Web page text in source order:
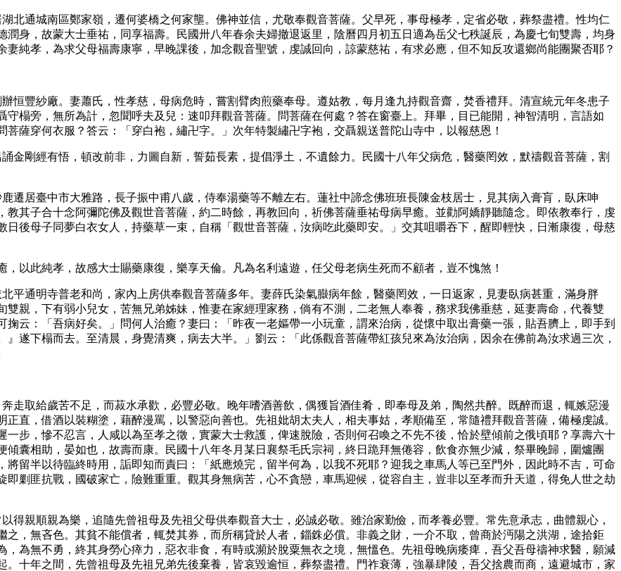
北通城南區鄭家嶺，遷何婆橋之何家壟。佛神並信，尤敬奉觀音菩薩。父早死，事母極孝，定省必敬，葬祭盡禮。性均仁
身，故蒙大士垂祐，同享福壽。民國卅八年春余夫婦撤退返里，陰曆四月初五日適為岳父七秩誕辰，為慶七旬雙壽，均身
純孝，為求父母福壽康寧，早晚課後，加念觀音聖號，虔誠回向，諒蒙慈祐，有求必應，但不知反攻還鄉尚能團聚否耶？
恒豐紗廠。妻蕭氏，性孝慈，母病危時，嘗割臂肉煎藥奉母。遵姑教，每月逢九持觀音齋，焚香禮拜。清宣統元年冬患子
榻旁，無所為計，忽聞呼夫及兒：速叩拜觀音菩薩。問菩薩在何處？答在窗臺上。拜畢，目已能開，神智清明，言語如
薩穿何衣服？答云：「穿白袍，繡卍字。」次年特製繡卍字袍，交聶親送普陀山寺中，以報慈恩！
金剛經有悟，頓改前非，力圖自新，誓茹長素，提倡淨土，不遺餘力。民國十八年父病危，醫藥罔效，默禱觀音菩薩，割
遷居臺中市大雅路，長子振中甫八歲，侍奉湯藥等不離左右。蓮社中諦念佛班班長陳金枝居士，見其病入膏肓，臥床呻
其子合十念阿彌陀佛及觀世音菩薩，約二時餘，再教回向，祈佛菩薩垂祐母病早癒。並勸阿嬌靜聽隨念。即依教奉行，虔
後母子同夢白衣女人，持藥草一束，自稱「觀世音菩薩，汝病吃此藥即安。」交其咀嚼吞下，醒即輕快，日漸康復，母慈
以此純孝，故感大士賜藥康復，樂享天倫。凡為名利遠遊，任父母老病生死而不顧者，豈不愧煞！
平通明寺普老和尚，家內上房供奉觀音菩薩多年。妻薛氏染氣臌病年餘，醫藥罔效，一日返家，見妻臥病甚重，滿身胖
親，下有弱小兒女，苦無兄弟姊妹，惟妻在家經理家務，倘有不測，二老無人奉養，務求我佛垂慈，延妻壽命，代養雙
云：「吾病好矣。」問何人治癒？妻曰：「昨夜一老嫗帶一小玩童，謂來治病，從懷中取出膏藥一張，貼吾臍上，即手到
遂下榻而去。至清晨，身覺清爽，病去大半。」劉云：「此係觀音菩薩帶紅孩兒來為汝治病，因余在佛前為汝求過三次，
走取給歲苦不足，而菽水承歡，必豐必敬。晚年嗜酒善飲，偶獲旨酒佳肴，即奉母及弟，陶然共醉。既醉而退，輒嫉惡漫
直，借酒以裝糊塗，藉醉漫罵，以警惡向善也。先祖妣胡太夫人，相夫事姑，孝順備至，常隨禮拜觀音菩薩，備極虔誠。
步，慘不忍言，人咸以為至孝之徵，實蒙大士救護，俾速脫險，否則何召喚之不先不後，恰於壁傾前之俄頃耶？享壽六十
囊相助，晏如也，故壽而康。民國十八年冬月某日襄祭毛氏宗祠，終日跪拜無倦容，飲食亦無少減，祭畢晚歸，圍爐團
留半以待臨終時用，詬即知而責曰：「紙應燒完，留半何為，以我不死耶？迎我之車馬人等已至門外，因此時不吉，可命
剿匪抗戰，國破家亡，險難重重。觀其身無病苦，心不貪戀，車馬迎候，從容自主，豈非以至孝而升天道，得免人世之劫
得親順親為樂，追隨先曾祖母及先祖父母供奉觀音大士，必誠必敬。雖治家勤儉，而孝養必豐。常先意承志，曲體親心，
，無吝色。其貧不能償者，輒焚其券，而所稱貸於人者，錙銖必償。非義之財，一介不取，曾商於沔陽之洪湖，途拾鉅
為無不勇，終其身勞心瘁力，惡衣非食，有時或瀕於脫粟無衣之境，無慍色。先祖母晚病痿痺，吾父吾母禱神求醫，願減
十年之間，先曾祖母及先祖兄弟先後棄養，皆哀毀逾恒，葬祭盡禮。門祚衰薄，強暴肆陵，吾父捨農而商，遠避城市，家